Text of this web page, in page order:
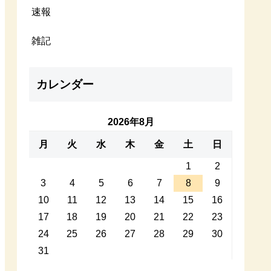
速報
雑記
カレンダー
2026年8月
月 火 水 木 金 土 日
1
2
3
4 5 6 7 8
9
10
11 12 13 14 15
16
17
18 19 20 21 22
23
24
25 26 27 28 29
30
31